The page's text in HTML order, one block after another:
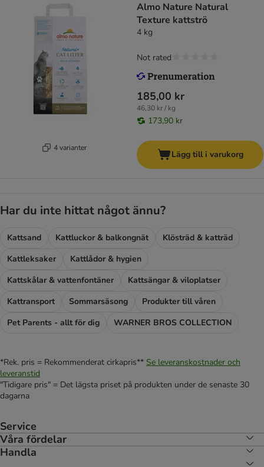
4 varianter
Almo Nature Natural
Texture kattströ
4 kg
185,00 kr
46,30 kr / kg
173,90 kr
Not rated
Lägg till i varukorg
Har du inte hittat något ännu?
Kattsand Kattluckor & balkongnät
Klösträd & katträd
Kattleksaker
Kattlådor & hygien
Kattskålar & vattenfontäner
Kattsängar & viloplatser
Kattransport
Sommarsäsong
Produkter till våren
Pet Parents - allt för dig
WARNER BROS COLLECTION
*Rek. pris = Rekommenderat cirkapris** Se leveranskostnader och
leveranstid
"Tidigare pris" = Det lägsta priset på produkten under de senaste 30
dagarna
Service
Våra fördelar
Handla